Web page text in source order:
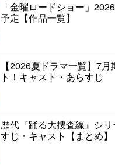
「金曜ロードショー」
予定【作品一覧】
【2026夏ドラマ一覧】7月
ト！キャスト・あらすじ
歴代『踊る大捜査線』シリ
すじ・キャスト【まとめ】